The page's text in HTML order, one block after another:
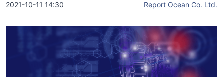
2021-10-11 14:30 Report Ocean Co. Ltd.